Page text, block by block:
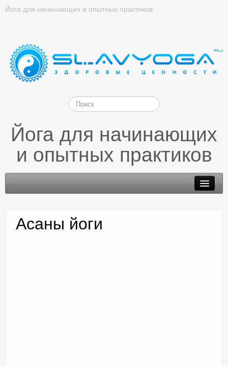
Йога для начинающих и опытных практиков
Йога для начинающих
и опытных практиков
Асаны йоги